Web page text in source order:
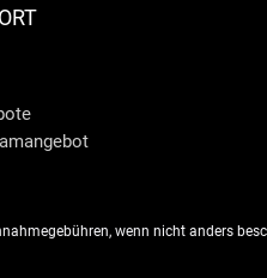
wenn nicht anders